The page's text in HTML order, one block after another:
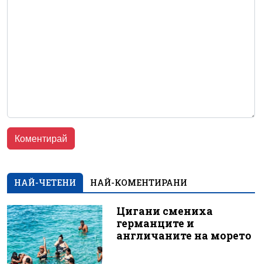
НАЙ-ЧЕТЕНИ НАЙ-КОМЕНТИРАНИ
Цигани смениха
германците и
англичаните на морето